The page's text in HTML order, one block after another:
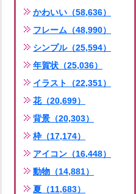
かわいい（58,636）
フレーム（48,990）
シンプル（25,594）
年賀状（25,036）
イラスト（22,351）
花（20,699）
背景（20,303）
枠（17,174）
アイコン（16,448）
動物（14,881）
夏（11,683）